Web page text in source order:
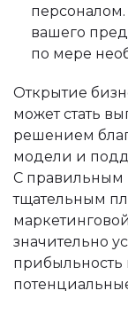
вашего
по мере
Открытие
может стать
решением
модели и
С правильным
тщательным
значительно